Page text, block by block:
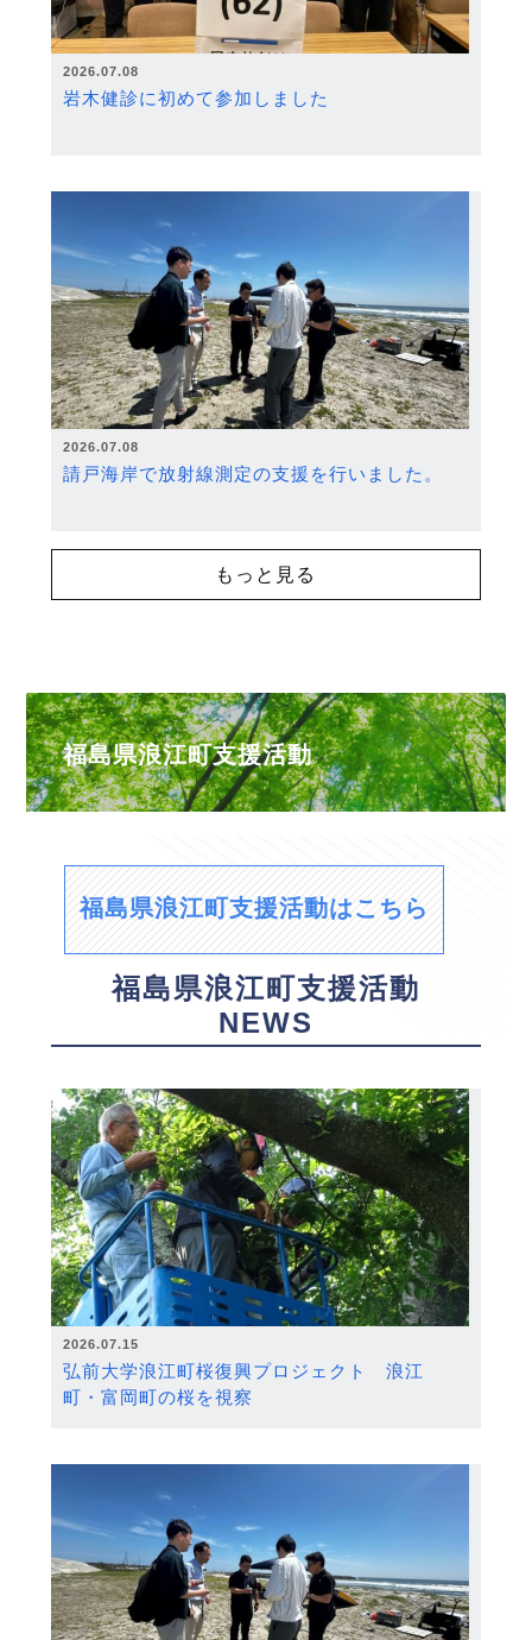
2026.07.08
岩木健診に初めて参加しました
2026.07.08
請戸海岸で放射線測定の支援を行いました。
もっと見る
福島県浪江町支援活動
福島県浪江町支援活動はこちら
福島県浪江町支援活動
NEWS
2026.07.15
弘前大学浪江町桜復興プロジェクト 浪江
町・富岡町の桜を視察